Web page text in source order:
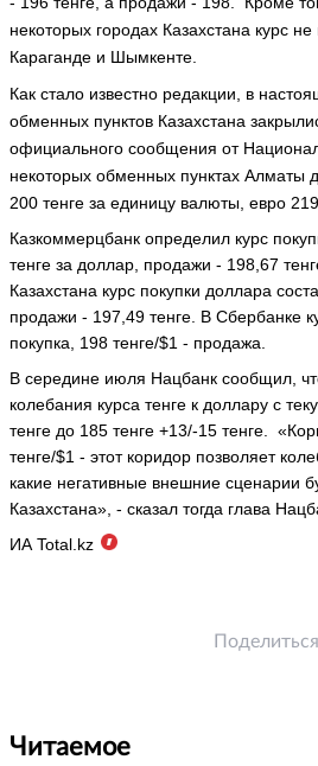
некоторых городах Казахстана курс
Караганде и Шымкенте.
Как стало известно редакции, в
обменных пунктов Казахстана
официального сообщения от
некоторых обменных пунктах Алматы
200 тенге за единицу валюты, евро
Казкоммерцбанк определил курс
тенге за доллар, продажи - 198,67
Казахстана курс покупки доллара
продажи - 197,49 тенге. В Сбербанке
покупка, 198 тенге/$1 - продажа.
В середине июля Нацбанк сообщил,
колебания курса тенге к доллару с
тенге до 185 тенге +13/-15 тенге.
тенге/$1 - этот коридор позволяет
какие негативные внешние сценарии
Казахстана», - сказал тогда глава
ИА Total.kz
Поделиться
Читаемое